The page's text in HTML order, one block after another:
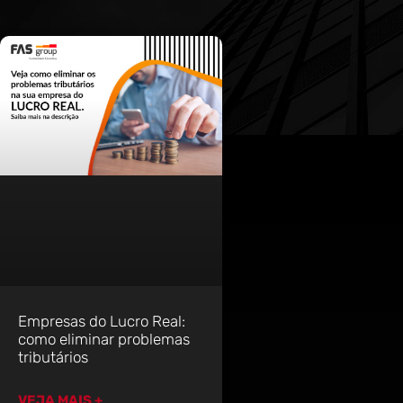
Empresas do Lucro Real:
como eliminar problemas
tributários